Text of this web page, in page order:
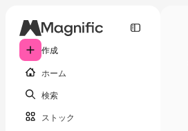
作成
ホーム
検索
ストック